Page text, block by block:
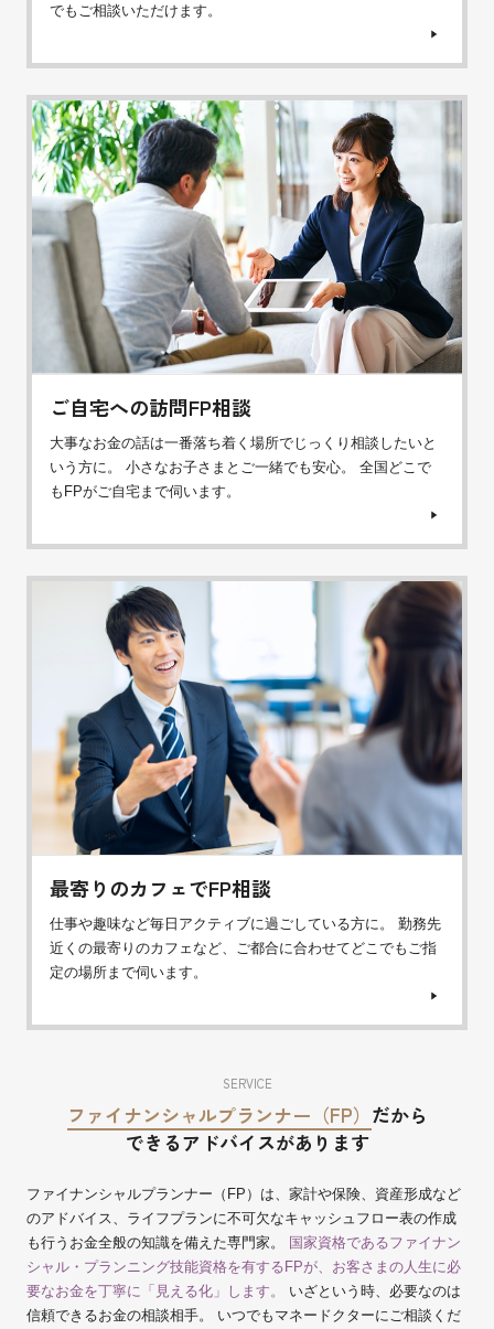
でもご相談いただけます。
ご自宅への訪問FP相談
大事なお金の話は一番落ち着く場所でじっくり相談したいと
いう方に。 小さなお子さまとご一緒でも安心。 全国どこで
もFPがご自宅まで伺います。
最寄りのカフェでFP相談
仕事や趣味など毎日アクティブに過ごしている方に。 勤務先
近くの最寄りのカフェなど、ご都合に合わせてどこでもご指
定の場所まで伺います。
SERVICE
ファイナンシャルプランナー（FP） だから
できるアドバイスがあります
ファイナンシャルプランナー（FP）は、家計や保険、資産形成など
のアドバイス、ライフプランに不可欠なキャッシュフロー表の作成
も行うお金全般の知識を備えた専門家。
国家資格であるファイナン
シャル・プランニング技能資格を有するFPが、お客さまの人生に必
要なお金を丁寧に「見える化」します。
いざという時、必要なのは
信頼できるお金の相談相手。 いつでもマネードクターにご相談くだ